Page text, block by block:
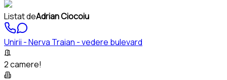
Listat deAdrian Ciocoiu
Unirii - Nerva Traian - vedere bulevard
2 camere!